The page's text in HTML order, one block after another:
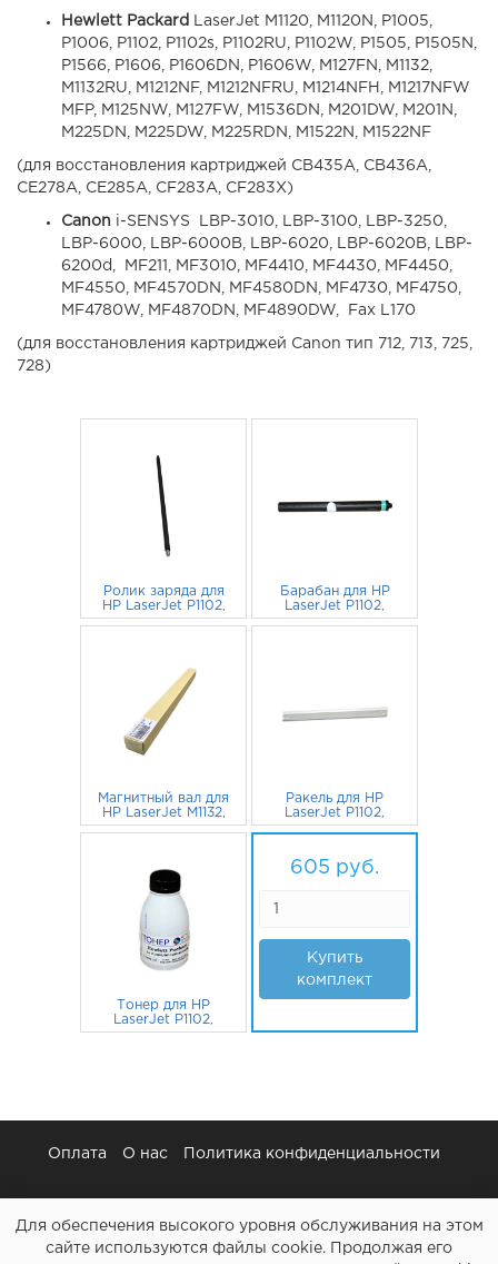
Hewlett Packard
LaserJet M1120, M1120N, P1005,
P1006, P1102, P1102s, P1102RU, P1102W, P1505, P1505N,
P1566, P1606, P1606DN, P1606W, M127FN, M1132,
M1132RU, M1212NF, M1212NFRU, M1214NFH, M1217NFW
MFP, M125NW, M127FW, M1536DN, M201DW, M201N,
M225DN, M225DW, M225RDN, M1522N, M1522NF
(для восстановления картриджей CB435A, CB436A,
CE278A, CE285A, CF283A, CF283X)
Canon i-SENSYS LBP-3010, LBP-3100, LBP-3250,
LBP-6000, LBP-6000B, LBP-6020, LBP-6020B, LBP-
6200d, MF211, MF3010, MF4410, MF4430, MF4450,
MF4550, MF4570DN, MF4580DN, MF4730, MF4750,
MF4780W, MF4870DN, MF4890DW, Fax L170
(для восстановления картриджей Canon тип 712, 713, 725,
728)
Ролик заряда для
HP LaserJet P1102,
M1132, P1005,
жесткий
Барабан для HP
LaserJet P1102,
P1005, M1120,
Магнитный вал для
HP LaserJet M1132,
P1102, P1005,
LBP-6000
Ракель для HP
LaserJet P1102,
M1132, P1005,
MF4410, LBP-
6000, LBP-3010
Тонер для HP
LaserJet P1102,
M1120, P1102w,
605 руб.
Купить
комплект
Оплата О нас Политика конфиденциальности
Для обеспечения высокого уровня обслуживания на этом
сайте используются файлы cookie. Продолжая его